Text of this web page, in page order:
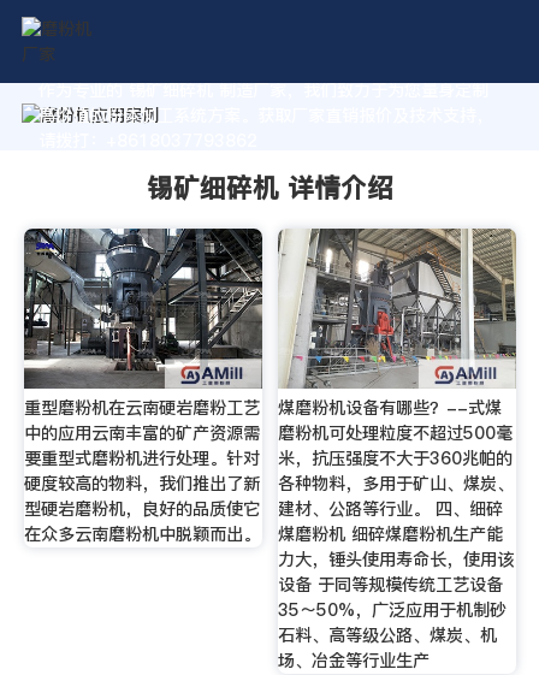
作为专业的 锡矿细碎机 制造厂家，我们致力于为您量身定制
高价值的粉体加工系统方案。获取厂家直销报价及技术支持，
锡矿细碎机 详情介绍
重型磨粉机在云南硬岩磨粉工艺
中的应用云南丰富的矿产资源需
要重型式磨粉机进行处理。针对
硬度较高的物料，我们推出了新
型硬岩磨粉机，良好的品质使它
在众多云南磨粉机中脱颖而出。
煤磨粉机设备有哪些？--式煤
磨粉机可处理粒度不超过500毫
米，抗压强度不大于360兆帕的
各种物料，多用于矿山、煤炭、
建材、公路等行业。 四、细碎
煤磨粉机 细碎煤磨粉机生产能
力大，锤头使用寿命长，使用该
设备 于同等规模传统工艺设备
35～50%，广泛应用于机制砂
石料、高等级公路、煤炭、机
场、冶金等行业生产